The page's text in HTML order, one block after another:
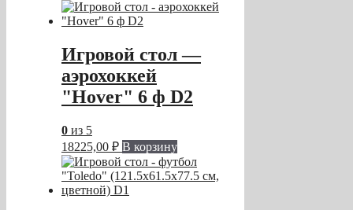
Игровой стол —
аэрохоккей
"Hover" 6 ф D2
0 из 5
18225,00 ₽ В корзину